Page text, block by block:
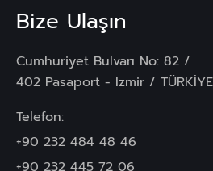
Bize Ulaşın
Cumhuriyet Bulvarı No: 82 /
402 Pasaport - Izmir / TÜRKİYE
Telefon:
+90 232 484 48 46
+90 232 445 72 06